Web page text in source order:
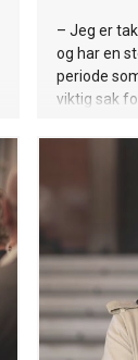
– Jeg er
og har en
periode
viktig sak